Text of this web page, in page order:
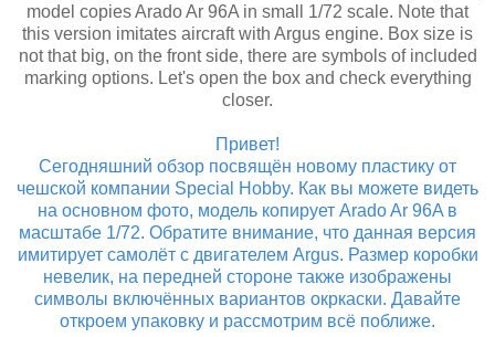
model copies Arado Ar 96A in small 1/72 scale. Note that
this version imitates aircraft with Argus engine. Box size is
not that big, on the front side, there are symbols of included
marking options. Let's open the box and check everything
closer.
Привет!
Сегодняшний обзор посвящён новому пластику от
чешской компании Special Hobby. Как вы можете видеть
на основном фото, модель копирует Arado Ar 96A в
масштабе 1/72. Обратите внимание, что данная версия
имитирует самолёт с двигателем Argus. Размер коробки
невелик, на передней стороне также изображены
символы включённых вариантов окркаски. Давайте
откроем упаковку и рассмотрим всё поближе.